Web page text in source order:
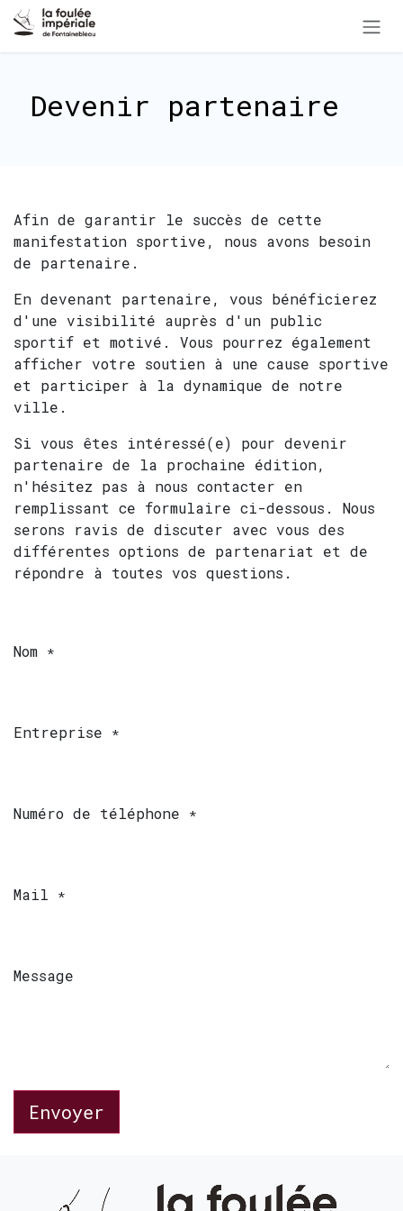
Se rendre au contenu
Devenir partenaire
Afin de garantir le succès de cette
manifestation sportive, nous avons besoin
de partenaire.
En devenant partenaire, vous bénéficierez
d'une visibilité auprès d'un public
sportif et motivé. Vous pourrez également
afficher votre soutien à une cause sportive
et participer à la dynamique de notre
ville.
Si vous êtes intéressé(e) pour devenir
partenaire de la prochaine édition,
n'hésitez pas à nous contacter en
remplissant ce formulaire ci-dessous. Nous
serons ravis de discuter avec vous des
différentes options de partenariat et de
répondre à toutes vos questions.
Nom *
Entreprise *
Numéro de téléphone *
Mail *
Message
Envoyer